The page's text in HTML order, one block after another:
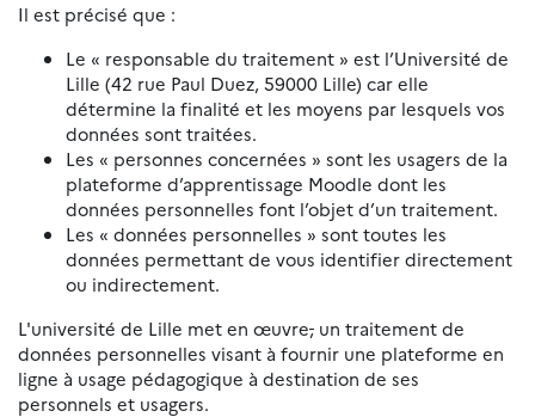
Il est précisé que :
Le « responsable du traitement » est l’Université de
Lille (42 rue Paul Duez, 59000 Lille) car elle
détermine la finalité et les moyens par lesquels vos
données sont traitées.
Les « personnes concernées » sont les usagers de la
plateforme d’apprentissage Moodle dont les
données personnelles font l’objet d’un traitement.
Les « données personnelles » sont toutes les
données permettant de vous identifier directement
ou indirectement.
L'université de Lille met en œuvre, un traitement de
données personnelles visant à fournir une plateforme en
ligne à usage pédagogique à destination de ses
personnels et usagers.